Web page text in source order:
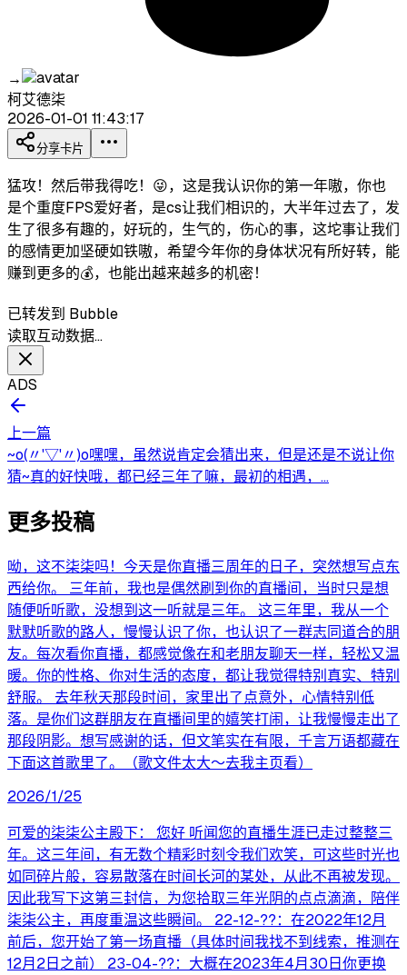
→
柯艾德柒
2026-01-01 11:43:17
分享卡片
猛攻！然后带我得吃！😜，这是我认识你的第一年嗷，你也
是个重度FPS爱好者，是cs让我们相识的，大半年过去了，发
生了很多有趣的，好玩的，生气的，伤心的事，这坨事让我们
的感情更加坚硬如铁嗷，希望今年你的身体状况有所好转，能
赚到更多的💰，也能出越来越多的机密！
已转发到 Bubble
读取互动数据…
ADS
上一篇
~o(〃'▽'〃)o嘿嘿，虽然说肯定会猜出来，但是还是不说让你
猜~真的好快哦，都已经三年了嘛，最初的相遇，...
更多投稿
呦，这不柒柒吗！今天是你直播三周年的日子，突然想写点东
西给你。 三年前，我也是偶然刷到你的直播间，当时只是想
随便听听歌，没想到这一听就是三年。 这三年里，我从一个
默默听歌的路人，慢慢认识了你，也认识了一群志同道合的朋
友。每次看你直播，都感觉像在和老朋友聊天一样，轻松又温
暖。你的性格、你对生活的态度，都让我觉得特别真实、特别
舒服。 去年秋天那段时间，家里出了点意外，心情特别低
落。是你们这群朋友在直播间里的嬉笑打闹，让我慢慢走出了
那段阴影。想写感谢的话，但文笔实在有限，千言万语都藏在
下面这首歌里了。（歌文件太大～去我主页看）
2026/1/25
可爱的柒柒公主殿下： 您好 听闻您的直播生涯已走过整整三
年。这三年间，有无数个精彩时刻令我们欢笑，可这些时光也
如同碎片般，容易散落在时间长河的某处，从此不再被发现。
因此我写下这第三封信，为您拾取三年光阴的点点滴滴，陪伴
柒柒公主，再度重温这些瞬间。 22-12-??：在2022年12月
前后，您开始了第一场直播（具体时间我找不到线索，推测在
12月2日之前） 23-04-??：大概在2023年4月30日你更换